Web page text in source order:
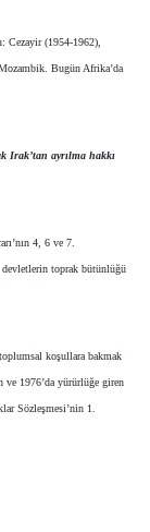
Cezayir (1954-1962),
Bugün Afrika’da
Irak’tan ayrılma hakkı
4, 6 ve 7.
devletlerin toprak bütünlüğü
koşullara bakmak
ve 1976’da yürürlüğe giren
Sözleşmesi’nin 1.